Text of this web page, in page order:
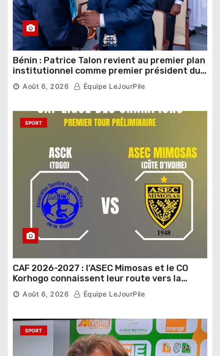
Bénin : Patrice Talon revient au premier plan
institutionnel comme premier président du
Sénat
Août 6, 2026 Équipe LeJourPile
SPORT
CAF 2026-2027 : l’ASEC Mimosas et le CO
Korhogo connaissent leur route vers la
phase de groupes
Août 6, 2026 Équipe LeJourPile
SPORT